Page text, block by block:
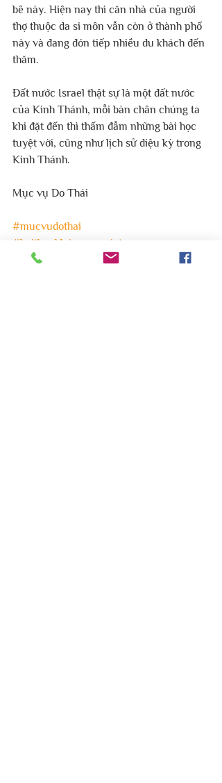
bê này. Hiện nay thì căn nhà của người
thợ thuộc da si môn vẫn còn ở thành phố
này và đang đón tiếp nhiều du khách đến
thăm.
Đất nước Israel thật sự là một đất nước
của Kinh Thánh, mỗi bàn chân chúng ta
khi đặt đến thì thấm đẫm những bài học
tuyệt vời, cũng như lịch sử diệu kỳ trong
Kinh Thánh.
Mục vụ Do Thái
#mucvudothai
#hoithanhloisusongvietnam
#Tel_Aviv_Yafo